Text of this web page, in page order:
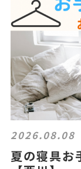
2026.08.08
夏の寝具お